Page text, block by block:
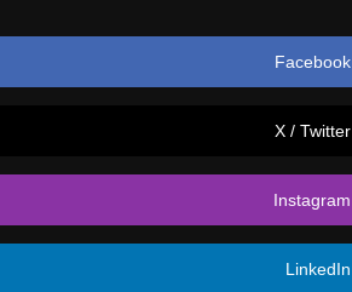
Facebook
X / Twitter
Instagram
LinkedIn